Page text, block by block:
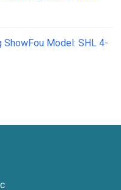
ShowFou Model: SHL 4-